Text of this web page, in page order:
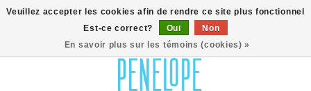
Veuillez accepter les cookies afin de rendre ce site plus fonctionnel
Est-ce correct?
Oui
Non
En savoir plus sur les témoins (cookies) »